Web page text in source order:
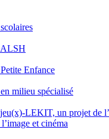
Enfance
milieu spécialisé
LEKIT, un projet de
et cinéma